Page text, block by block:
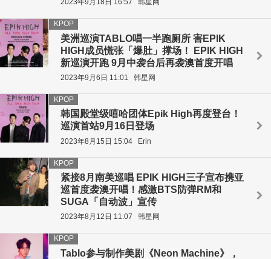
2023年9月18日 16:57 韩星网
美洲巡演TABLO唱一半跑厕所 害EPIK
HIGH成员慌张「爆肚」撑场！ EPIK HIGH
新巡演开跑 9月中袭台后再袭澳首度开唱
KPOP
2023年9月6日 11:01 韩星网
韩国殿堂级嘻哈团体Epik High再度登台！
巡演首站9月16日登场
KPOP
2023年8月15日 15:04 Erin
紧接8月南美巡唱 EPIK HIGH三子宣布携亚
巡首度袭澳开唱！感激BTS防弹RM和
SUGA「自动波」宣传
KPOP
2023年8月12日 11:07 韩星网
Tablo参与制作美剧《Neon Machine》，
KPOP